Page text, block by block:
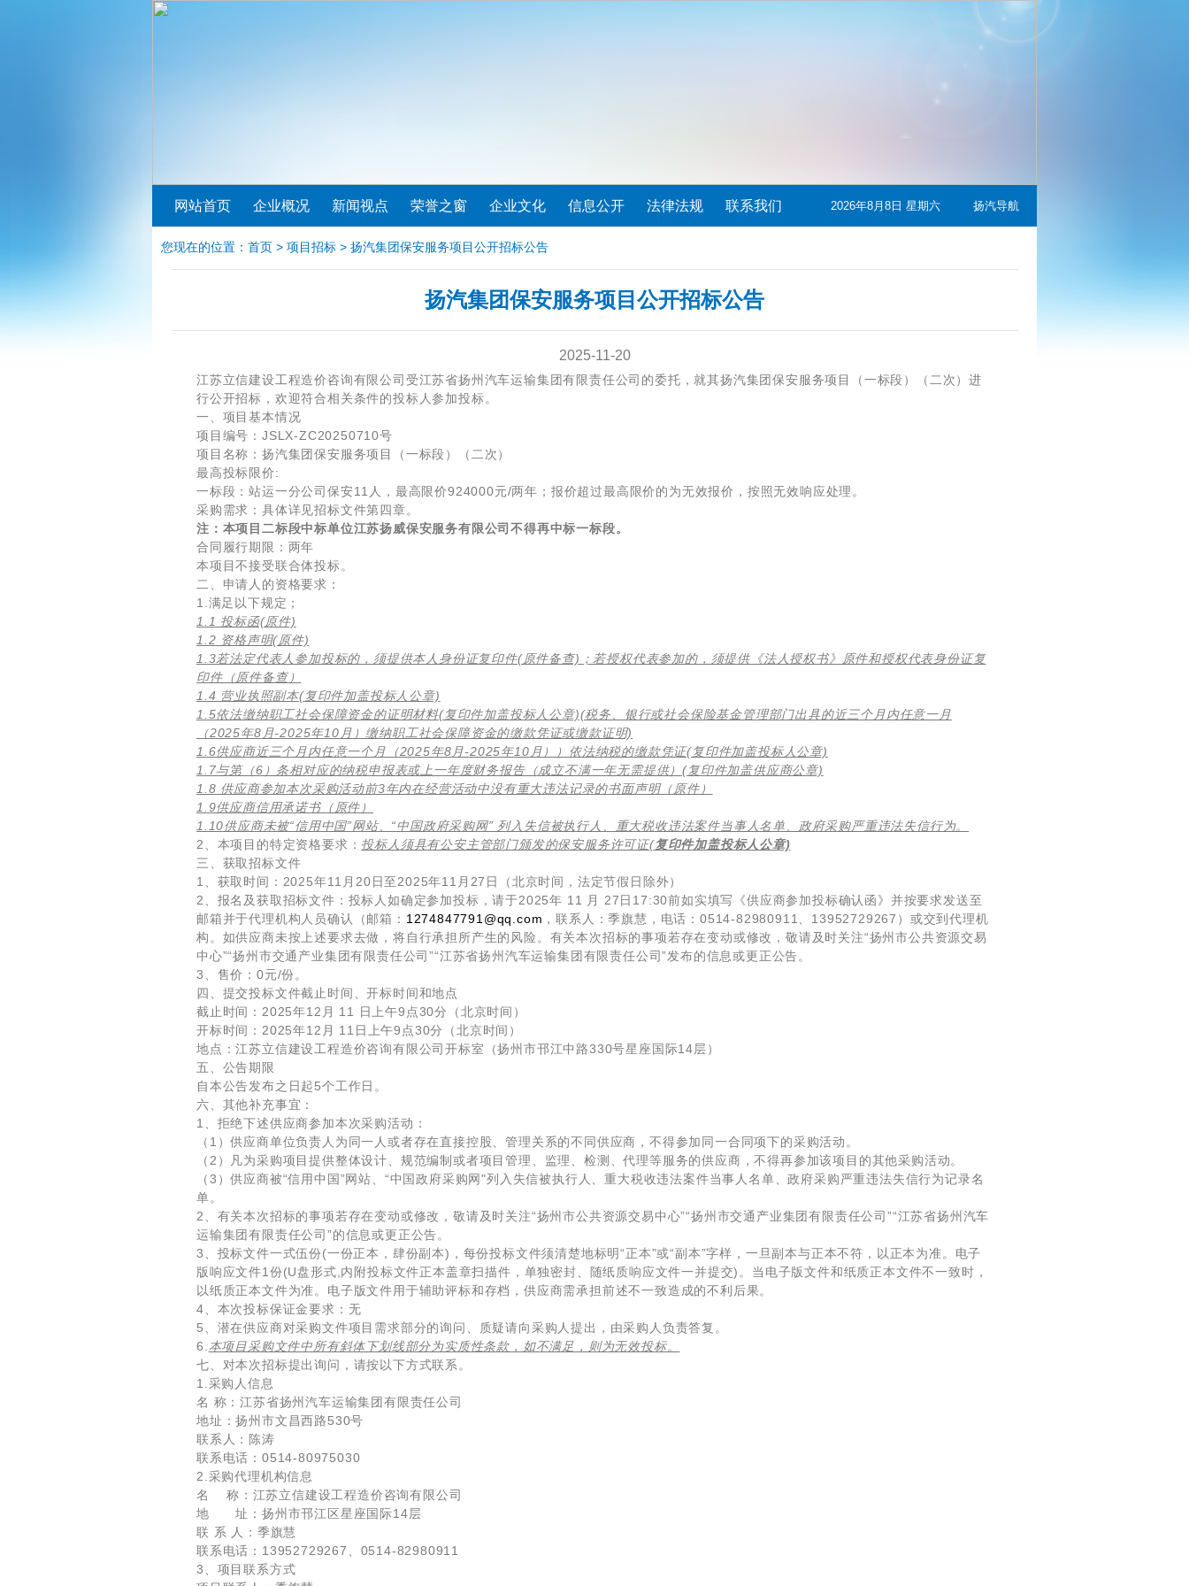
网站首页 企业概况 新闻视点 荣誉之窗 企业文化 信息公开 法律法规 联系我们 2026年8月8日 星期六 扬汽导航
您现在的位置： 首页 > 项目招标 > 扬汽集团保安服务项目公开招标公告
扬汽集团保安服务项目公开招标公告
2025-11-20
江苏立信建设工程造价咨询有限公司受江苏省扬州汽车运输集团有限责任公司的委托，就其扬汽集团保安服务项目（一标段）（二次）进
行公开招标，欢迎符合相关条件的投标人参加投标。
一、项目基本情况
项目编号：JSLX-ZC20250710号
项目名称：扬汽集团保安服务项目（一标段）（二次）
最高投标限价:
一标段：站运一分公司保安11人，最高限价924000元/两年；报价超过最高限价的为无效报价，按照无效响应处理。
采购需求：具体详见招标文件第四章。
注： 本项目二标段中标单位江苏扬威保安服务有限公司不得再中标一标段。
合同履行期限：两年
本项目不接受联合体投标。
二、申请人的资格要求：
1.满足以下规定；
1.1 投标函(原件)
1.2 资格声明(原件)
1.3若法定代表人参加投标的，须提供本人身份证复印件(原件备查)；若授权代表参加的，须提供《法人授权书》原件和授权代表身份证复
印件（原件备查）
1.4 营业执照副本(复印件加盖投标人公章)
1.5依法缴纳职工社会保障资金的证明材料(复印件加盖投标人公章)(税务、银行或社会保险基金管理部门出具的近三个月内任意一月
（2025年8 月-2025年10 月）缴纳职工社会保障资金的缴款凭证或缴款证明)
1.6供应商近三个月内任意一个月（2025年8月-2025年10 月））依法纳税的缴款凭证(复印件加盖投标人公章)
1.7与第（6）条相对应的纳税申报表或上一年度财务报告（成立不满一年无需提供）(复印件加盖供应商公章)
1.8 供应商参加本次采购活动前3年内在经营活动中没有重大违法记录的书面声明（原件）
1.9供应商信用承诺书（原件）
1.10供应商未被“信用中国”网站、“中国政府采购网” 列入失信被执行人、重大税收违法案件当事人名单、政府采购严重违法失信行为。
2、本项目的特定资格要求： 投标人须具有公安主管部门颁发的保安服务许可证(复印件加盖投标人公章)
三、获取招标文件
1、获取时间：2025年11月20日至2025年11月27日（北京时间，法定节假日除外）
2、报名及获取招标文件：投标人如确定参加投标，请于2025年 11 月 27日17:30前如实填写《供应商参加投标确认函》并按要求发送至
邮箱并于代理机构人员确认（邮箱： 1274847791@qq.com ，联系人：季旗慧，电话：0514-82980911、13952729267）或交到代理机
构。如供应商未按上述要求去做，将自行承担所产生的风险。有关本次招标的事项若存在变动或修改，敬请及时关注“扬州市公共资源交易
中心”“扬州市交通产业集团有限责任公司”“江苏省扬州汽车运输集团有限责任公司”发布的信息或更正公告。
3、售价：0元/份。
四、提交投标文件截止时间、开标时间和地点
截止时间：2025年12月 11 日上午9点30分（北京时间）
开标时间：2025年12月 11日上午9点30分（北京时间）
地点：江苏立信建设工程造价咨询有限公司开标室（扬州市邗江中路330号星座国际14层）
五、公告期限
自本公告发布之日起5个工作日。
六、其他补充事宜：
1、拒绝下述供应商参加本次采购活动：
（1）供应商单位负责人为同一人或者存在直接控股、管理关系的不同供应商，不得参加同一合同项下的采购活动。
（2）凡为采购项目提供整体设计、规范编制或者项目管理、监理、检测、代理等服务的供应商，不得再参加该项目的其他采购活动。
（3）供应商被“信用中国”网站、“中国政府采购网"列入失信被执行人、重大税收违法案件当事人名单、政府采购严重违法失信行为记录名
单。
2、有关本次招标的事项若存在变动或修改，敬请及时关注“扬州市公共资源交易中心”“扬州市交通产业集团有限责任公司”“江苏省扬州汽车
运输集团有限责任公司”的信息或更正公告。
3、投标文件一式伍份(一份正本，肆份副本)，每份投标文件须清楚地标明“正本”或“副本”字样，一旦副本与正本不符，以正本为准。电子
版响应文件1份(U盘形式,内附投标文件正本盖章扫描件，单独密封、随纸质响应文件一并提交)。当电子版文件和纸质正本文件不一致时，
以纸质正本文件为准。电子版文件用于辅助评标和存档，供应商需承担前述不一致造成的不利后果。
4、本次投标保证金要求：无
5、潜在供应商对采购文件项目需求部分的询问、质疑请向采购人提出，由采购人负责答复。
6. 本项目采购文件中所有斜体下划线部分为实质性条款，如不满足，则为无效投标。
七、对本次招标提出询问，请按以下方式联系。
1.采购人信息
名 称：江苏省扬州汽车运输集团有限责任公司
地址：扬州市文昌西路530号
联系人：陈涛
联系电话：0514-80975030
2.采购代理机构信息
名 称：江苏立信建设工程造价咨询有限公司
地 址：扬州市邗江区星座国际14层
联 系 人：季旗慧
联系电话：13952729267、0514-82980911
3、项目联系方式